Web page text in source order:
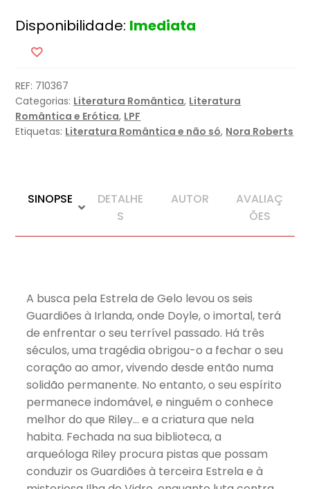
de
Vidro
Disponibilidade: Imediata
REF: 710367
Categorias: Literatura Romântica, Literatura
Romântica e Erótica, LPF
Etiquetas: Literatura Romântica e não só, Nora Roberts
SINOPSE
DETALHE
S
AUTOR
AVALIAÇ
ÕES
A busca pela Estrela de Gelo levou os seis
Guardiões à Irlanda, onde Doyle, o imortal, terá
de enfrentar o seu terrível passado. Há três
séculos, uma tragédia obrigou-o a fechar o seu
coração ao amor, vivendo desde então numa
solidão permanente. No entanto, o seu espírito
permanece indomável, e ninguém o conhece
melhor do que Riley… e a criatura que nela
habita. Fechada na sua biblioteca, a
arqueóloga Riley procura pistas que possam
conduzir os Guardiões à terceira Estrela e à